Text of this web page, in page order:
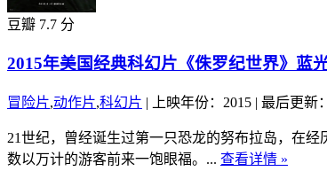
豆瓣 7.7 分
2015年美国经典科幻片《侏罗纪世界》蓝
冒险片,动作片,科幻片 | 上映年份：2015 | 最后更新
21世纪，曾经诞生过第一只恐龙的努布拉岛，在
数以万计的游客前来一饱眼福。... 查看详情 »